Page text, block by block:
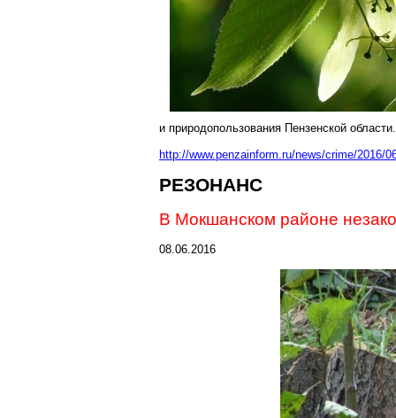
и природопользования Пензенской области.
http://www.penzainform.ru/news/crime/2016/
РЕЗОНАНС
В Мокшанском районе
08.06.2016